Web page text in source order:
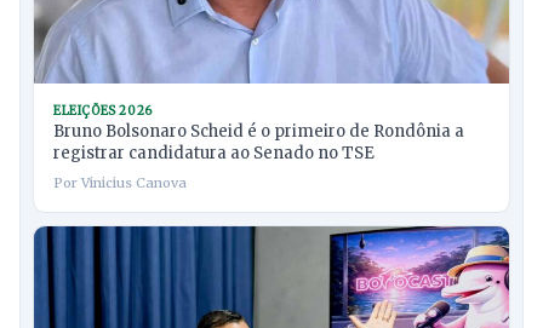
ELEIÇÕES 2026
Bruno Bolsonaro Scheid é o primeiro de Rondônia a
registrar candidatura ao Senado no TSE
Por Vinicius Canova